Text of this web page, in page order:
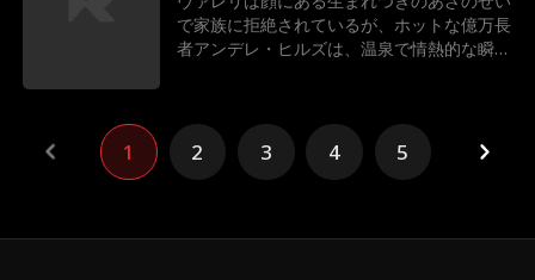
の。
で家族に拒絶されているが、ホットな億万長
者アンデレ・ヒルズは、温泉で情熱的な瞬間
出来事で、彼女を車で誤ってひいてしまい、
記憶喪失にさせてしまう。彼女が誰なのか気
づく前に、アンデレはヴァレリを引き取る。
1 2 3 4 5